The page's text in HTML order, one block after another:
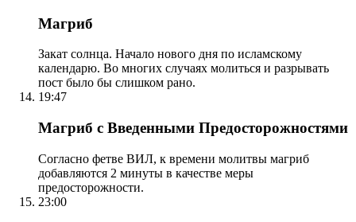
Магриб
Закат солнца. Начало нового дня по исламскому
календарю. Во многих случаях молиться и разрывать
пост было бы слишком рано.
19:47
Магриб с Введенными Предосторожностями
Согласно фетве ВИЛ, к времени молитвы магриб
добавляются 2 минуты в качестве меры
предосторожности.
23:00